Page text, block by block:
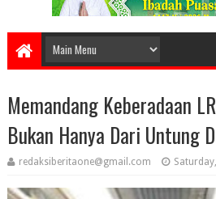
Memandang Keberadaan
Bukan Hanya Dari Untung
redaksiberitaone@gmail.com